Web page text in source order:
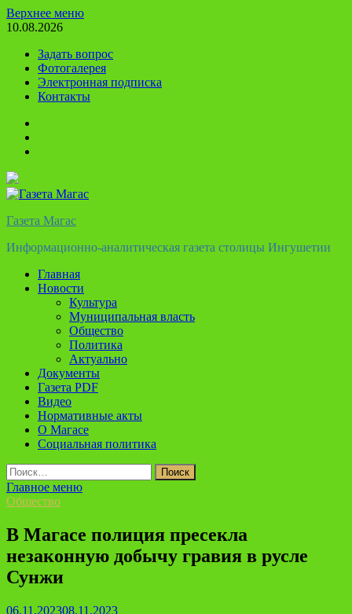
Перейти
к
Верхнее меню
10.08.2026
Задать вопрос
Фотогалерея
Электронная подписка
Контакты
Газета Магас
Информационно-аналитическая газета столицы Ингушетии
Главная
Новости
Культура
Муниципальная власть
Общество
Политика
Актуально
Документы
Газета PDF
Видео
Нормативные акты
О Магасе
Социальная политика
Найти:
Главное меню
Общество
В Магасе полиция пресекла
незаконную добычу гравия в русле
Сунжи
06.11.202308.11.2023